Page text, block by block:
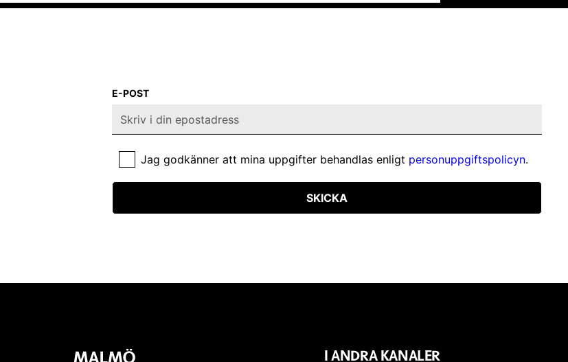
E-POST
Jag godkänner att mina uppgifter behandlas enligt personuppgiftspolicyn.
SKICKA
I ANDRA KANALER